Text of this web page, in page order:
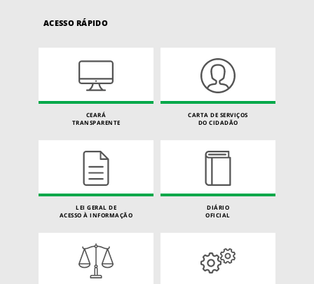
ACESSO RÁPIDO
CEARÁ
TRANSPARENTE
CARTA DE SERVIÇOS
DO CIDADÃO
LEI GERAL DE
ACESSO À INFORMAÇÃO
DIÁRIO
OFICIAL